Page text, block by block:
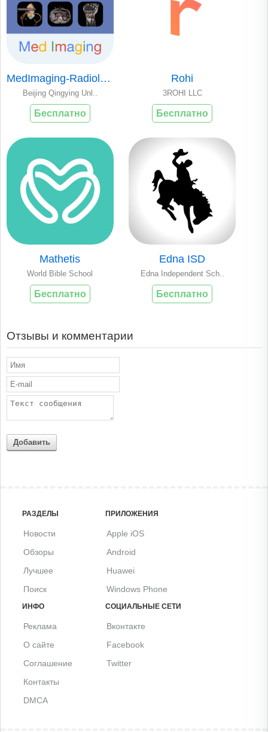
MedImaging-Radiology Made Easy
Beijing Qingying Unl..
Бесплатно
Rohi
3ROHI LLC
Бесплатно
Mathetis
World Bible School
Бесплатно
Edna ISD
Edna Independent Sch..
Бесплатно
Отзывы и комментарии
Добавить
РАЗДЕЛЫ
Новости
Обзоры
Лучшее
Поиск
ПРИЛОЖЕНИЯ
Apple iOS
Android
Huawei
Windows Phone
ИНФО
Реклама
О сайте
Соглашение
Контакты
DMCA
СОЦИАЛЬНЫЕ СЕТИ
Вконтакте
Facebook
Twitter